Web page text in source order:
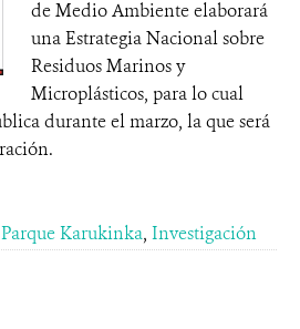
de Medio Ambiente elaborará
una Estrategia Nacional sobre
Residuos Marinos y
Microplásticos, para lo cual
durante el marzo, la que será
Parque Karukinka, Investigación